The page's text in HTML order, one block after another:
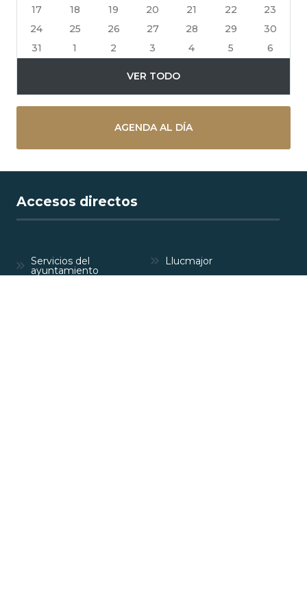
17
18 19 20 21 22
23
24
25 26 27 28 29
30
31
1 2 3 4 5 6
VER TODO
AGENDA AL DÍA
Accesos directos
Servicios del
ayuntamiento
Llucmajor